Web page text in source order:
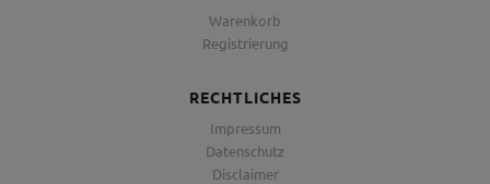
Warenkorb
Registrierung
RECHTLICHES
Impressum
Datenschutz
Disclaimer